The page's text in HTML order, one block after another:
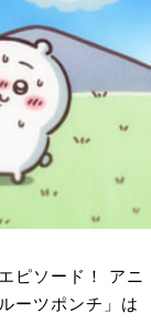
ピソード！ アニ
ーツポンチ」は